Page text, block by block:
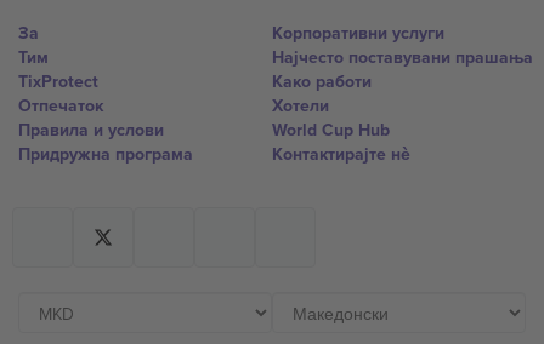
За
Тим
TixProtect
Отпечаток
Правила и услови
Придружна програма
Корпоративни услуги
Најчесто поставувани прашања
Како работи
Хотели
World Cup Hub
Контактирајте нѐ